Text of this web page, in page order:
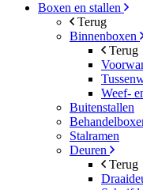
Boxen en stallen
Terug
Binnenboxen
Terug
Weef-
Buitenstallen
Stalramen
Deuren
Terug